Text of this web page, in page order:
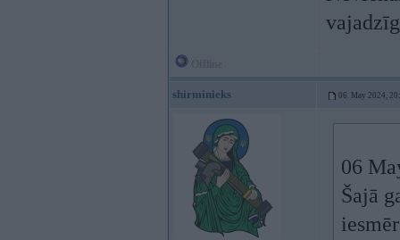
shirminieks 06. May 2024,
06
Šajā